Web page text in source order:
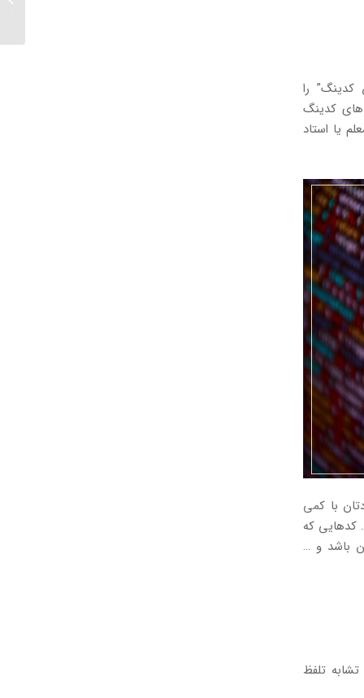
را
کدینگ
یا استاد
با کمی
کدهایی که
باشد و …
تلفظ